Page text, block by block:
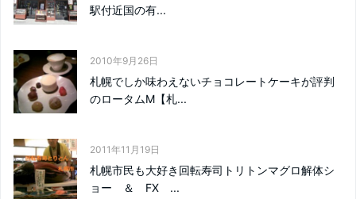
駅付近国の有...
2010年9月26日
札幌でしか味わえないチョコレートケーキが評判
のロータムM【札...
2011年11月19日
札幌市民も大好き回転寿司トリトンマグロ解体シ
ョー ＆ FX ...